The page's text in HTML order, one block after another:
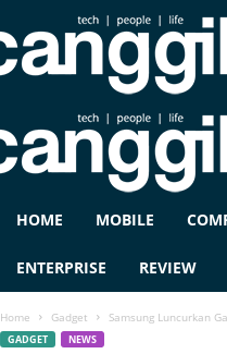
HOME MOBILE
ENTERPRISE REVIEW
Home Gadget Samsung Luncurkan
GADGET NEWS